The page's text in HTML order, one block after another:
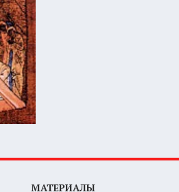
МАТЕРИАЛЫ